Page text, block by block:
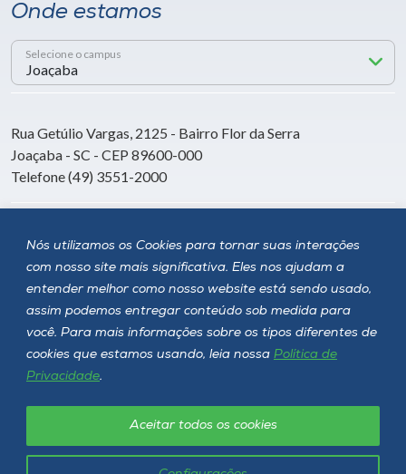
Nós utilizamos os Cookies para tornar suas interações
com nosso site mais significativa. Eles nos ajudam a
entender melhor como nosso website está sendo usado,
assim podemos entregar conteúdo sob medida para
você. Para mais informações sobre os tipos diferentes de
cookies que estamos usando, leia nossa Política de
Privacidade.
Aceitar todos os cookies
Onde estamos
Selecione o campus
Rua Getúlio Vargas, 2125 - Bairro Flor da Serra
Joaçaba - SC - CEP 89600-000
Telefone (49) 3551-2000
Siga a Unoesc
Política de privacidade LGPD